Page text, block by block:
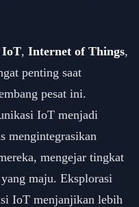
IoT, Internet of Things,
penting saat
pesat ini.
IoT menjadi
mengintegrasikan
mengejar tingkat
maju. Eksplorasi
IoT menjanjikan lebih